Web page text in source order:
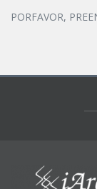
PORFAVOR,